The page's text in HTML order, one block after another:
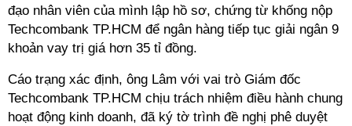
đạo nhân viên của mình lập hồ sơ, chứng từ khống nộp
Techcombank TP.HCM để ngân hàng tiếp tục giải ngân 9
khoản vay trị giá hơn 35 tỉ đồng.
Cáo trạng xác định, ông Lâm với vai trò Giám đốc
Techcombank TP.HCM chịu trách nhiệm điều hành chung
hoạt động kinh doanh, đã ký tờ trình đề nghị phê duyệt